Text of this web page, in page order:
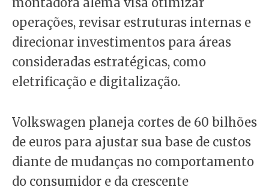
operações, revisar estruturas internas e
direcionar investimentos para áreas
consideradas estratégicas, como
eletrificação e digitalização.
Volkswagen planeja cortes de 60 bilhões
de euros para ajustar sua base de custos
diante de mudanças no comportamento
do consumidor e da crescente